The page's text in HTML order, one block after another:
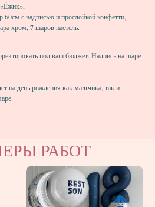
с надписью и прослойкой конфетти,
хром, 7 шаров пастель.
под ваш бюджет. Надпись на шаре
на день рождения как мальчика, так и
РАБОТ